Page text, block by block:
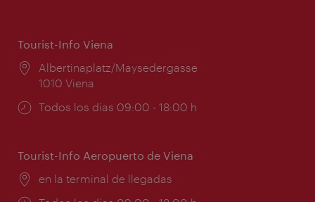
Tourist-Info Viena
Lugar:
Albertinaplatz/Maysedergasse
1010 Viena
Horarios
Todos los días 09:00 - 18:00 h
Tourist-Info Aeropuerto de Viena
Lugar:
en la terminal de llegadas